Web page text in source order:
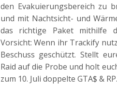
den Evakuierungsbereich zu
und mit Nachtsicht- und
das richtige Paket mithilfe
Vorsicht: Wenn ihr Trackify
Beschuss geschützt. Stellt
Raid auf die Probe und holt
zum 10. Juli doppelte GTA$ & RP.